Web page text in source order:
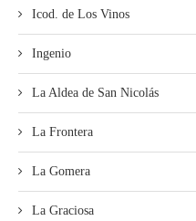
Icod. de Los Vinos
Ingenio
La Aldea de San Nicolás
La Frontera
La Gomera
La Graciosa